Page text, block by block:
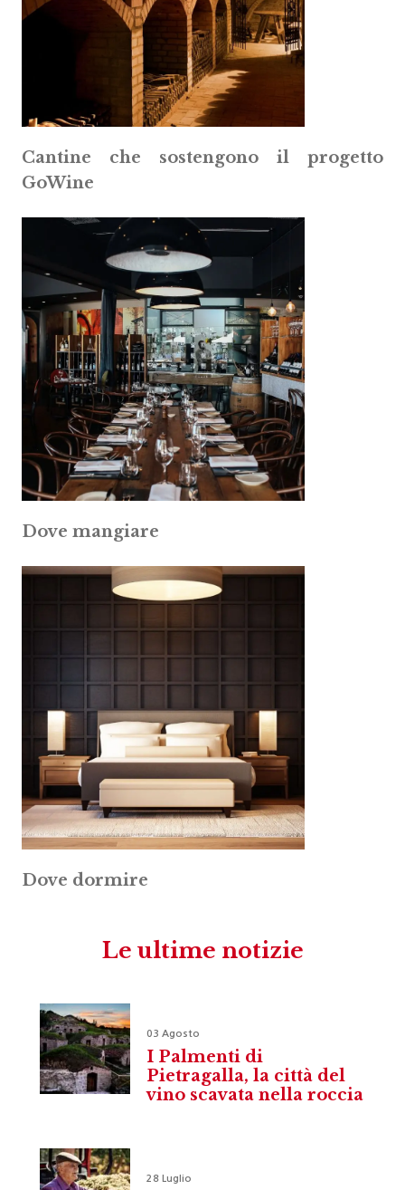
Cantine che sostengono il progetto
GoWine
Dove mangiare
Dove dormire
Le ultime notizie
03 Agosto
I Palmenti di
Pietragalla, la città del
vino scavata nella roccia
28 Luglio